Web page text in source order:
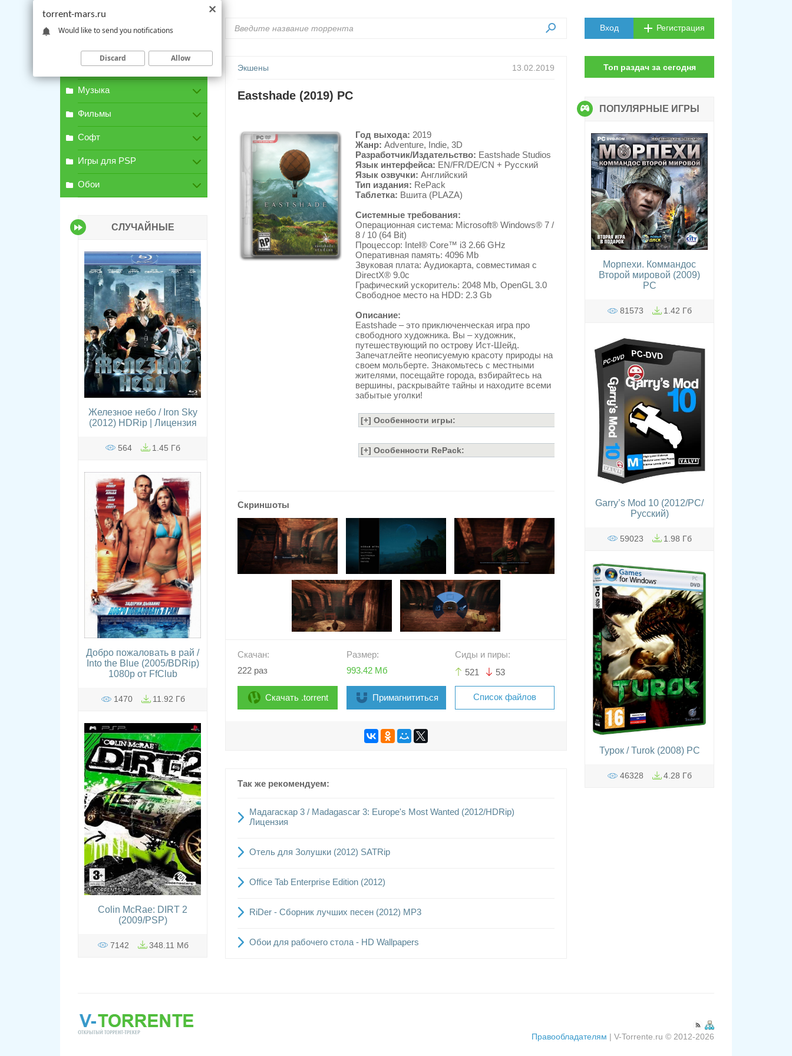
Экшены 13.02.2019
Eastshade (2019) PC
Год выхода: 2019
Жанр: Adventure, Indie, 3D
Разработчик/Издательство: Eastshade Studios
Язык интерфейса: EN/FR/DE/CN + Русский
Язык озвучки: Английский
Тип издания: RePack
Таблетка: Вшита (PLAZA)
Системные требования:
Операционная система: Microsoft® Windows® 7 /
8 / 10 (64 Bit)
Процессор: Intel® Core™ i3 2.66 GHz
Оперативная память: 4096 Mb
Звуковая плата: Аудиокарта, совместимая с
DirectX® 9.0с
Графический ускоритель: 2048 Mb, OpenGL 3.0
Свободное место на HDD: 2.3 Gb
Описание:
Eastshade – это приключенческая игра про
свободного художника. Вы – художник,
путешествующий по острову Ист-Шейд.
Запечатлейте неописуемую красоту природы на
своем мольберте. Знакомьтесь с местными
жителями, посещайте города, взбирайтесь на
вершины, раскрывайте тайны и находите всеми
забытые уголки!
Скриншоты
Скачан:
222 раз
Скачать .torrent
Размер:
993.42 Мб
Примагнититься
Сиды и пиры:
521
53
Список файлов
Так же рекомендуем:
Мадагаскар 3 / Madagascar 3: Europe's Most Wanted (2012/HDRip)
Лицензия
Отель для Золушки (2012) SATRip
Office Tab Enterprise Edition (2012)
RiDer - Сборник лучших песен (2012) MP3
Обои для рабочего стола - HD Wallpapers
Вход Регистрация
Топ раздач за сегодня
ПОПУЛЯРНЫЕ ИГРЫ
Морпехи. Коммандос
Второй мировой (2009)
PC
81573 1.42 Гб
Garry’s Mod 10 (2012/PC/
Русский)
59023 1.98 Гб
Турок / Turok (2008) PC
46328 4.28 Гб
Игры для PC
Музыка
Фильмы
Софт
Игры для PSP
Обои
СЛУЧАЙНЫЕ
Железное небо / Iron Sky
(2012) HDRip | Лицензия
564 1.45 Гб
Добро пожаловать в рай /
Into the Blue (2005/BDRip)
1080p от FfClub
1470 11.92 Гб
Colin McRae: DIRT 2
(2009/PSP)
7142 348.11 Мб
Правообладателям | V-Torrente.ru © 2012-2026
torrent-mars.ru
Would like to send you notifications
Discard Allow